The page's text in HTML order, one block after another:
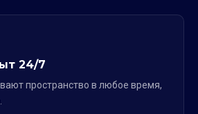
24/7
пространство в любое время,